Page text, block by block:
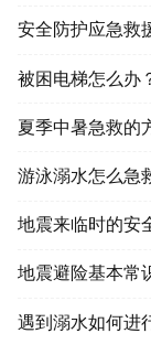
安全防护应急救
被困电梯怎么办
夏季中暑急救的
游泳溺水怎么急
地震来临时的安
地震避险基本常
遇到溺水如何进